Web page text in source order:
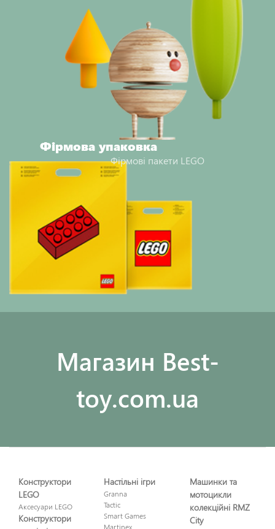
Фірмова упаковка
Фірмові пакети LEGO
Maгазин Best-
toy.com.ua
Конструктори
LEGO
Аксесуари LEGO
Конструктори
Настільні ігри
Granna
Tactic
Smart Games
Martinex
Машинки та
мотоцикли
колекційні RMZ
City